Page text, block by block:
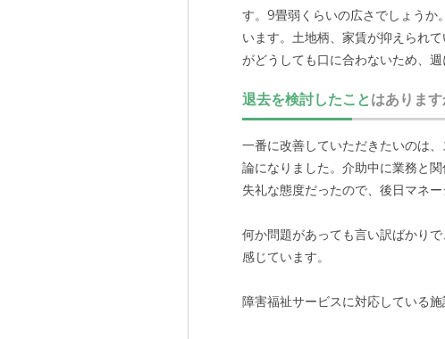
す。9畳弱くらいの広さでしょうか
います。土地柄、家賃が抑えられ
がどうしても口に合わないため、
転居を考えたいと思っています。
退去を検討したことはあります
一番に改善していただきたいのは
論になりました。介助中に業務と
失礼な態度だったので、後日マネ
何か問題があっても言い訳ばかり
感じています。
障害福祉サービスに対応している